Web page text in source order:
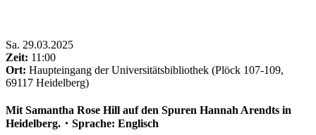
Sa. 29.03.2025
Zeit: 11:00
Ort: Haupteingang der Universitätsbibliothek (Plöck 107-109,
69117 Heidelberg)
Mit Samantha Rose Hill auf den Spuren Hannah Arendts in
Heidelberg.・Sprache: Englisch